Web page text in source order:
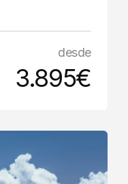
desde
3.895€